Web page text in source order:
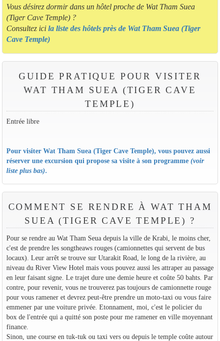
Vous désirez dormir dans un hôtel proche de Wat Tham Suea
(Tiger Cave Temple) ?
Consultez ici la liste des hôtels près de Wat Tham Suea (Tiger
Cave Temple)
GUIDE PRATIQUE POUR VISITER
WAT THAM SUEA (TIGER CAVE
TEMPLE)
Entrée libre
Pour visiter Wat Tham Suea (Tiger Cave Temple), vous pouvez aussi
réserver une excursion qui propose sa visite à son programme (voir
liste plus bas).
COMMENT SE RENDRE À WAT THAM
SUEA (TIGER CAVE TEMPLE) ?
Pour se rendre au Wat Tham Seua depuis la ville de Krabi, le moins cher,
c'est de prendre les songtheaws rouges (camionnettes qui servent de bus
locaux). Leur arrêt se trouve sur Utarakit Road, le long de la rivière, au
niveau du River View Hotel mais vous pouvez aussi les attraper au passage
en leur faisant signe. Le trajet dure une demie heure et coûte 50 bahts. Par
contre, pour revenir, vous ne trouverez pas toujours de camionnette rouge
pour vous ramener et devrez peut-être prendre un moto-taxi ou vous faire
emmener par une voiture privée. Etonnament, moi, c'est le policier du
box de l'entrée qui a quitté son poste pour me ramener en ville moyennant
finance.
Sinon, une course en tuk-tuk ou taxi vers ou depuis le temple coûte autour